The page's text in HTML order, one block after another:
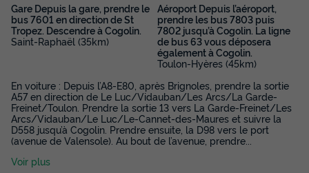
Surface
32m²
Adultes
4
Chambres
2
Salle de bain
1
Terrasse semi-couverte Climatisation
Animaux autorisés *
MOBILHOME 4 personnes - Classic Clim - 2 chambres
du19/09/2026au26/09/2026
Meilleur prix pour 7 nuits
Modifier les dates
Gare Depuis la gare, prendre le
bus 7601 en direction de St
Tropez. Descendre à Cogolin.
Saint-Raphaël (35km)
Aéroport Depuis l’aéroport,
prendre les bus 7803 puis
7802 jusqu’à Cogolin. La ligne
de bus 63 vous déposera
également à Cogolin.
Toulon-Hyères (45km)
En voiture : Depuis l’A8-E80, après Brignoles, prendre la sortie
A57 en direction de Le Luc/Vidauban/Les Arcs/La Garde-
Freinet/Toulon. Prendre la sortie 13 vers La Garde-Freinet/Les
Arcs/Vidauban/Le Luc/Le-Cannet-des-Maures et suivre la
D558 jusqu’à Cogolin. Prendre ensuite, la D98 vers le port
(avenue de Valensole). Au bout de l’avenue, prendre ...
Voir plus